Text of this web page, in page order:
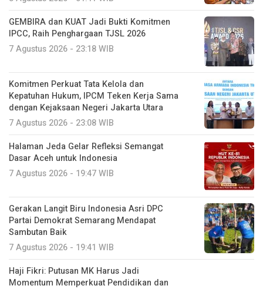
GEMBIRA dan KUAT Jadi Bukti Komitmen
IPCC, Raih Penghargaan TJSL 2026
7 Agustus 2026 - 23:18 WIB
Komitmen Perkuat Tata Kelola dan
Kepatuhan Hukum, IPCM Teken Kerja Sama
dengan Kejaksaan Negeri Jakarta Utara
7 Agustus 2026 - 23:08 WIB
Halaman Jeda Gelar Refleksi Semangat
Dasar Aceh untuk Indonesia
7 Agustus 2026 - 19:47 WIB
Gerakan Langit Biru Indonesia Asri DPC
Partai Demokrat Semarang Mendapat
Sambutan Baik
7 Agustus 2026 - 19:41 WIB
Haji Fikri: Putusan MK Harus Jadi
Momentum Memperkuat Pendidikan dan